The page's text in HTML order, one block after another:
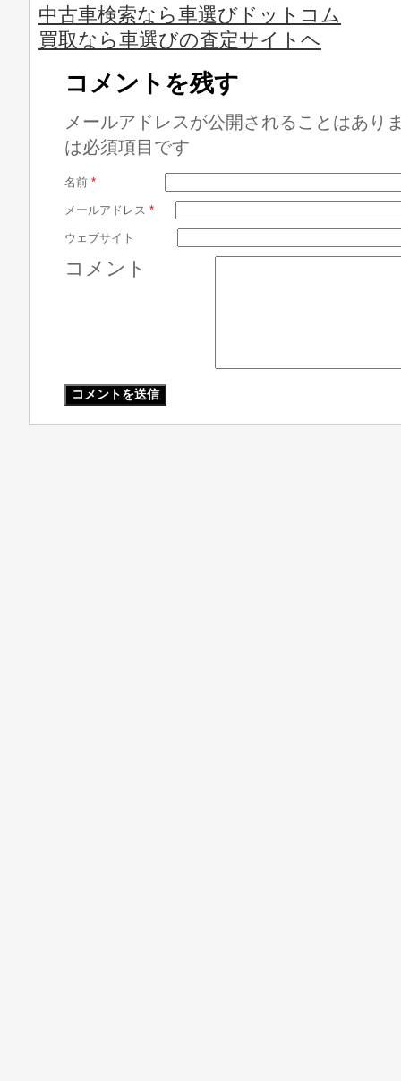
中古車検索なら車選びドットコム
買取なら車選びの査定サイトヘ
コメントを残す
メールアドレスが公開されることはあり
は必須項目です
名前 *
メールアドレス *
ウェブサイト
コメント